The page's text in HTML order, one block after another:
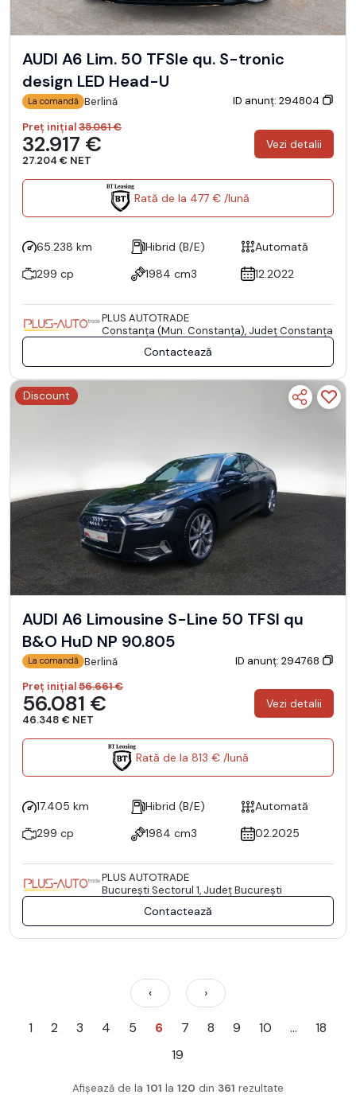
AUDI A6 Lim. 50 TFSIe qu. S-tronic
design LED Head-U
La comandă Berlină
ID anunț: 294804
Preț inițial35.061 €
32.917 €
27.204 € NET
Vezi detalii
Rată de la 477 € /lună
65.238 km Hibrid (B/E)
Automată
299 cp
1984 cm3 12.2022
PLUS AUTOTRADE
Constanţa (Mun. Constanţa), Județ Constanţa
Contactează
Discount
AUDI A6 Limousine S-Line 50 TFSI qu
B&O HuD NP 90.805
La comandă Berlină
ID anunț: 294768
Preț inițial56.661 €
56.081 €
46.348 € NET
Vezi detalii
Rată de la 813 € /lună
17.405 km Hibrid (B/E)
Automată
299 cp
1984 cm3 02.2025
PLUS AUTOTRADE
Bucureşti Sectorul 1, Județ București
Contactează
‹
1 2 3 4 5 6 7 8 9 10 ...
18
19
›
Afișează de la 101 la 120 din 361 rezultate